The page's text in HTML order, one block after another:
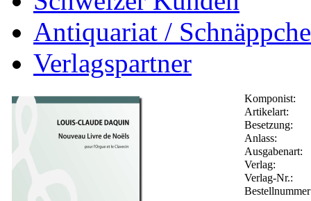
Antiquariat /
Verlagspartner
Komponist:
Artikelart:
Besetzung:
Anlass:
Ausgabenart:
Verlag:
Verlag-Nr.: